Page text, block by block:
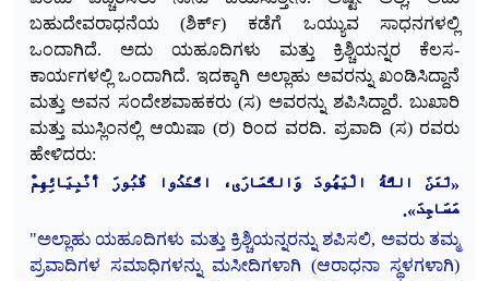
ಬಹುದೇವರಾಧನೆಯ (ಶಿರ್ಕ್) ಕಡೆಗೆ ಒಯ್ಯುವ ಸಾಧನಗಳಲ್ಲಿ
ಒಂದಾಗಿದೆ. ಅದು ಯಹೂದಿಗಳು ಮತ್ತು ಕ್ರಿಶ್ಚಿಯನ್ನರ ಕೆಲಸ-
ಕಾರ್ಯಗಳಲ್ಲಿ ಒಂದಾಗಿದೆ. ಇದಕ್ಕಾಗಿ ಅಲ್ಲಾಹು ಅವರನ್ನು ಖಂಡಿಸಿದ್ದಾನೆ
ಮತ್ತು ಅವನ ಸಂದೇಶವಾಹಕರು (ಸ) ಅವರನ್ನು ಶಪಿಸಿದ್ದಾರೆ. ಬುಖಾರಿ
ಮತ್ತು ಮುಸ್ಲಿಂನಲ್ಲಿ ಆಯಿಷಾ (ರ) ರಿಂದ ವರದಿ. ಪ್ರವಾದಿ (ಸ) ರವರು
ಹೇಳಿದರು:
«لَعَنَ اللَّهُ الْيَهُودَ وَالنَّصَارَى، اتَّخَذُوا قُبُورَ أَنْبِيَائِهِمْ
مَسَاجِدَ».
"ಅಲ್ಲಾಹು ಯಹೂದಿಗಳು ಮತ್ತು ಕ್ರಿಶ್ಚಿಯನ್ನರನ್ನು ಶಪಿಸಲಿ, ಅವರು ತಮ್ಮ
ಪ್ರವಾದಿಗಳ ಸಮಾಧಿಗಳನ್ನು ಮಸೀದಿಗಳಾಗಿ (ಆರಾಧನಾ ಸ್ಥಳಗಳಾಗಿ)